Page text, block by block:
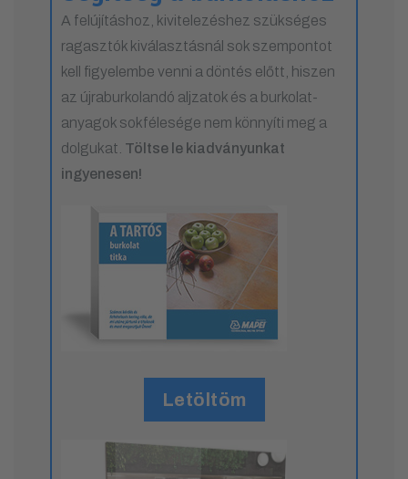
A felújításhoz, kivitelezéshez szükséges
ragasztók kiválasztásnál sok szempontot
kell figyelembe venni a döntés előtt, hiszen
az újraburkolandó aljzatok és a burkolat-
anyagok sokfélesége nem könnyíti meg a
dolgukat. Töltse le kiadványunkat
ingyenesen!
Letöltöm